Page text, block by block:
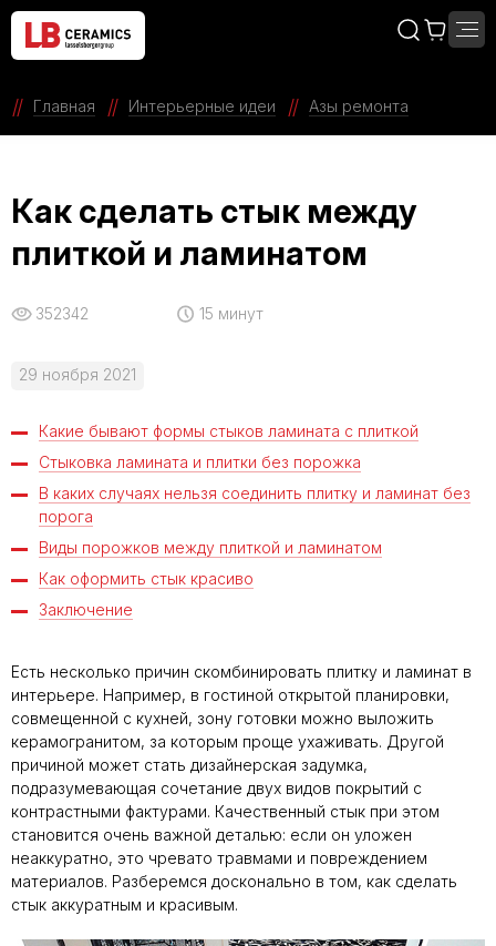
Главная Интерьерные идеи Азы ремонта
Как сделать стык между
плиткой и ламинатом
29 ноября 2021
352342 15 минут
Какие бывают формы стыков ламината с плиткой
Стыковка ламината и плитки без порожка
В каких случаях нельзя соединить плитку и ламинат без
порога
Виды порожков между плиткой и ламинатом
Как оформить стык красиво
Заключение
Есть несколько причин скомбинировать плитку и ламинат в
интерьере. Например, в гостиной открытой планировки,
совмещенной с кухней, зону готовки можно выложить
керамогранитом, за которым проще ухаживать. Другой
причиной может стать дизайнерская задумка,
подразумевающая сочетание двух видов покрытий с
контрастными фактурами. Качественный стык при этом
становится очень важной деталью: если он уложен
неаккуратно, это чревато травмами и повреждением
материалов. Разберемся досконально в том, как сделать
стык аккуратным и красивым.